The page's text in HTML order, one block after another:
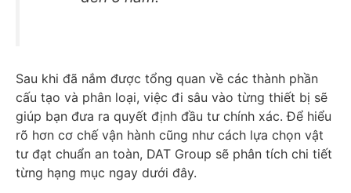
Sau khi đã nắm được tổng quan về các thành phần
cấu tạo và phân loại, việc đi sâu vào từng thiết bị sẽ
giúp bạn đưa ra quyết định đầu tư chính xác. Để hiểu
rõ hơn cơ chế vận hành cũng như cách lựa chọn vật
tư đạt chuẩn an toàn, DAT Group sẽ phân tích chi tiết
từng hạng mục ngay dưới đây.